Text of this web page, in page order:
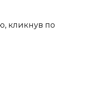
кликнув по